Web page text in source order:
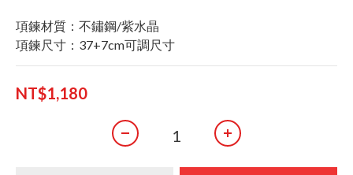
項鍊材質：不鏽鋼/紫水晶
項鍊尺寸：37+7cm可調尺寸
NT$1,180